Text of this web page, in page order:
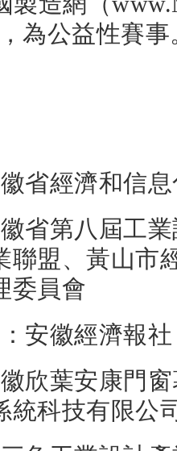
為公益性賽事
省經濟和信
省第八屆工
聯盟、黃山市
委員會
安徽經濟報社
欣葉安康門
統科技有限公